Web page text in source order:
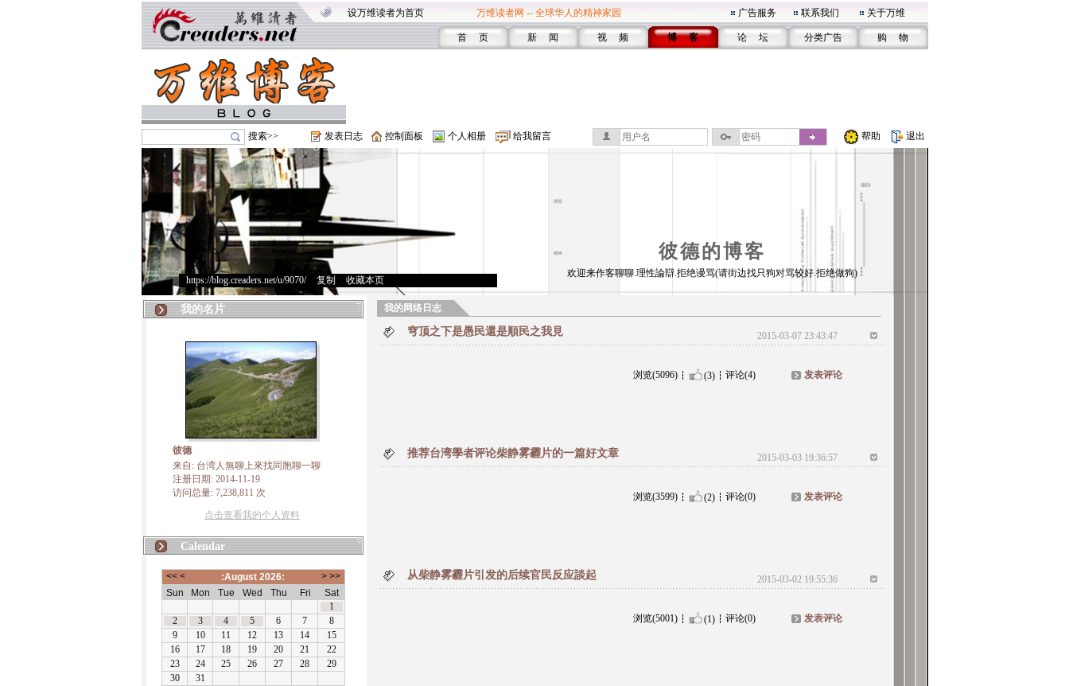
设万维读者为首页 万维读者网 -- 全球华人的精神家园 广告服务 联系我们 关于万维
首 页 新 闻 视 频 博 客 论 坛 分类广告 购 物
搜索>> 发表日志 控制面板 个人相册 给我留言 帮助 退出
彼德的博客
https://blog.creaders.net/u/9070/> 复制 收藏本页
欢迎来作客聊聊.理性論辯.拒绝谩骂(请街边找只狗对骂较好.拒绝做狗)
我的名片
彼德
来自: 台湾人無聊上來找同胞聊一聊
注册日期: 2014-11-19
访问总量: 7,238,811 次
点击查看我的个人资料
Calendar
我的网络日志
穹顶之下是愚民還是順民之我見 2015-03-07 23:43:47
浏览(5096) (3) 评论(4) 发表评论
推荐台湾學者评论柴静雾霾片的一篇好文章 2015-03-03 19:36:57
浏览(3599) (2) 评论(0) 发表评论
从柴静雾霾片引发的后续官民反应談起 2015-03-02 19:55:36
浏览(5001) (1) 评论(0) 发表评论